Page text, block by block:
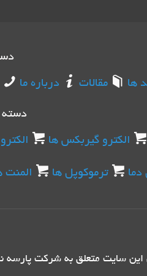
ها مقالات درباره ما
دسته
الکترو گیربکس ها
دما ترموکوپل ها المنت
اين سايت متعلق به شرکت پارسه